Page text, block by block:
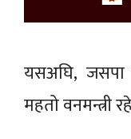
यसअघि, जसपा
महतो वनमन्त्री